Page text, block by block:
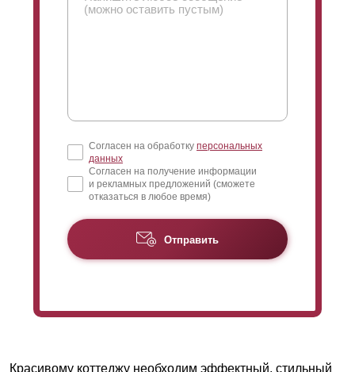
Согласен на обработку персональных
данных
Согласен на получение информации
и рекламных предложений (сможете
отказаться в любое время)
Отправить
Красивому коттеджу необходим эффектный, стильный